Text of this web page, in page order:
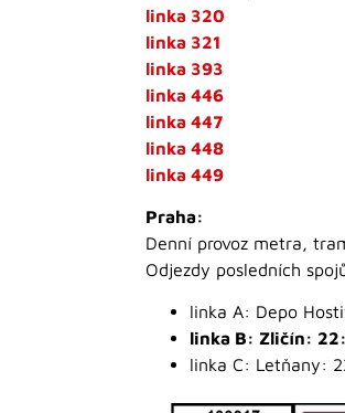
linka 320
linka 321
linka 393
linka 446
linka 447
linka 448
linka 449
Praha:
Denní provoz metra,
Odjezdy posledních
linka A: Depo
linka B: Zličín:
linka C: Letňany: